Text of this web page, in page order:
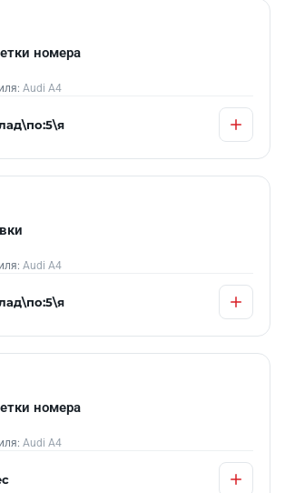
номера
Audi A4
Audi A4
номера
Audi A4